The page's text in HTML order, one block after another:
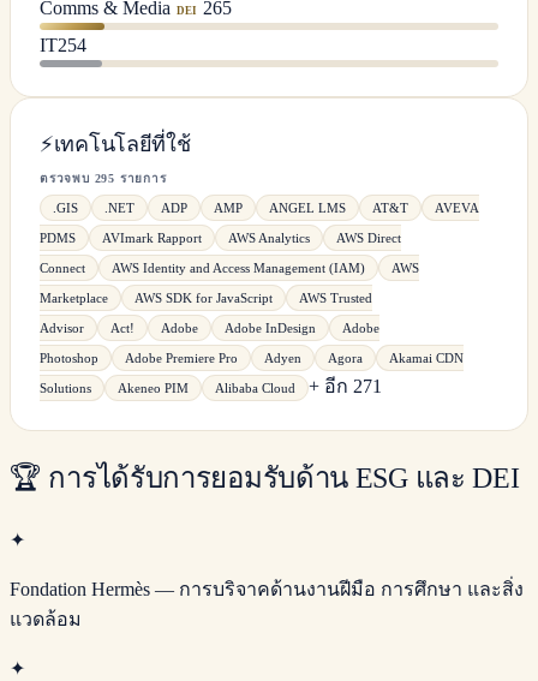
Comms & Media DEI
265
IT254
⚡เทคโนโลยีที่ใช้
ตรวจพบ 295 รายการ
.GIS .NET ADP AMP ANGEL LMS AT&T AVEVA
PDMS AVImark Rapport AWS Analytics AWS Direct
Connect AWS Identity and Access Management (IAM) AWS
Marketplace AWS SDK for JavaScript AWS Trusted
Advisor Act! Adobe Adobe InDesign Adobe
Photoshop Adobe Premiere Pro Adyen Agora Akamai CDN
Solutions Akeneo PIM Alibaba Cloud + อีก 271
🏆 การได้รับการยอมรับด้าน ESG และ DEI
✦
Fondation Hermès — การบริจาคด้านงานฝีมือ การศึกษา และสิ่ง
แวดล้อม
✦